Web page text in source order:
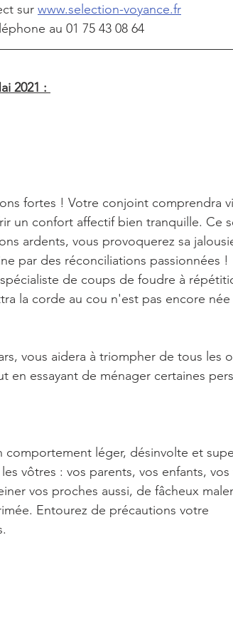
sur www.selection-voyance.fr
ou par téléphone au 01 75 43 08 64
2021 :
fortes ! Votre conjoint comprendra
un confort affectif bien tranquille. Ce
ardents, vous provoquerez sa
par des réconciliations passionnées !
de coups de foudre à
la corde au cou n'est pas encore née
vous aidera à triompher de tous les
en essayant de ménager certaines
comportement léger, désinvolte et
vôtres : vos parents, vos enfants,
vos proches aussi, de fâcheux
Entourez de précautions votre